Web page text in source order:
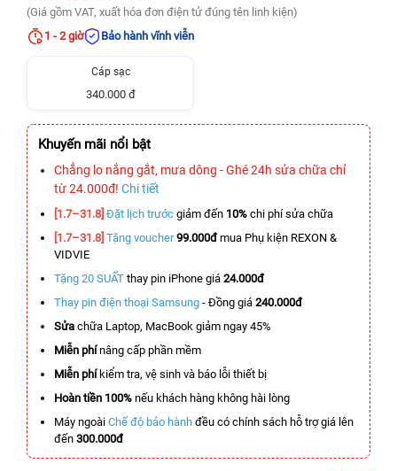
(Giá gồm VAT, xuất hóa đơn điện tử đúng tên linh kiện)
1 - 2 giờ
Bảo hành vĩnh viễn
Cáp sạc
340.000 đ
Khuyến mãi nổi bật
Chẳng lo nắng gắt, mưa dông - Ghé 24h sửa chữa chỉ
từ 24.000đ! Chi tiết
[1.7–31.8] Đặt lịch trước giảm đến 10% chi phí sửa chữa
[1.7–31.8] Tặng voucher 99.000đmua Phụ kiện REXON &
VIDVIE
Tặng 20 SUẤT thay pin iPhone giá 24.000đ
Thay pin điện thoại Samsung - Đồng giá 240.000đ
Sửa chữa Laptop, MacBook giảm ngay 45%
Miễn phínâng cấp phần mềm
Miễn phíkiểm tra, vệ sinh và báo lỗi thiết bị
Hoàn tiền 100% nếu khách hàng không hài lòng
Máy ngoài Chế độ bảo hành đều có chính sách hỗ trợ giá lên
đến 300.000đ